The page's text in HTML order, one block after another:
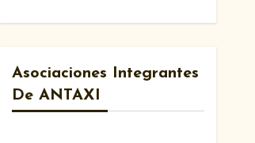
Asociaciones Integrantes
De ANTAXI